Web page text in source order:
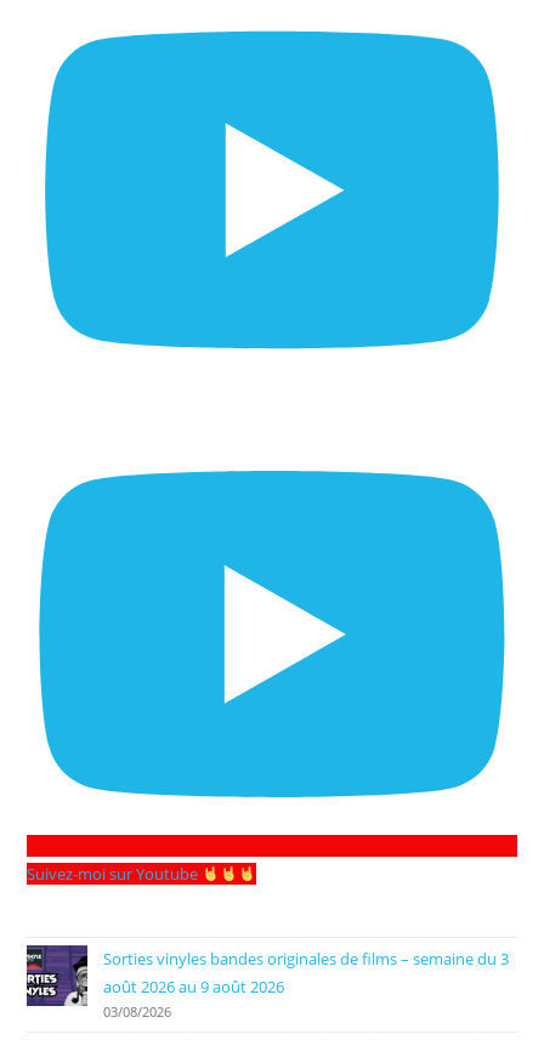
Suivez-moi sur Youtube
Sorties vinyles bandes originales de films – semaine du 3
août 2026 au 9 août 2026
03/08/2026